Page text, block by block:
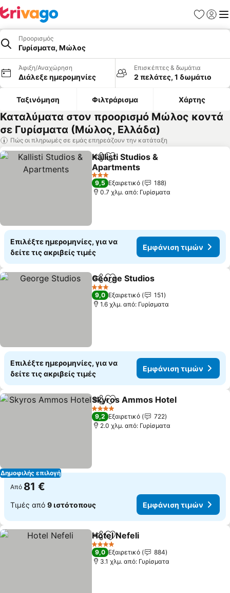
Προορισμός
Γυρίσματα, Μώλος
Άφιξη/Αναχώρηση
Διάλεξε ημερομηνίες
Επισκέπτες & δωμάτια
2 πελάτες, 1 δωμάτιο
Ταξινόμηση Φιλτράρισμα Χάρτης
Καταλύματα στον προορισμό Μώλος κοντά
σε Γυρίσματα (Μώλος, Ελλάδα)
Πώς οι πληρωμές σε εμάς επηρεάζουν την κατάταξη
Κοινοποίηση
Προσθήκη στα αγαπημένα
Kallisti Studios &
Apartments
3 Αστέρια
9,5 Εξαιρετικό
188
0.7 χλμ. από: Γυρίσματα
Επιλέξτε ημερομηνίες, για να
δείτε τις ακριβείς τιμές
Εμφάνιση τιμών
Κοινοποίηση
Προσθήκη στα αγαπημένα
George Studios
3 Αστέρια
9,0 Εξαιρετικό
151
1.6 χλμ. από: Γυρίσματα
Επιλέξτε ημερομηνίες, για να
δείτε τις ακριβείς τιμές
Εμφάνιση τιμών
Δημοφιλής επιλογή
Κοινοποίηση
Προσθήκη στα αγαπημένα
Skyros Ammos Hotel
4 Αστέρια
9,2 Εξαιρετικό
722
2.0 χλμ. από: Γυρίσματα
Από 81 €
Τιμές από 9 ιστότοπους Εμφάνιση τιμών
Κοινοποίηση
Προσθήκη στα αγαπημένα
Hotel Nefeli
4 Αστέρια
9,0 Εξαιρετικό
884
3.1 χλμ. από: Γυρίσματα